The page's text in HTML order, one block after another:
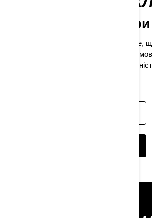
Міцні та готові до гри
Наші квадроцикли мають все необхідне,
які виклики і водночас забезпечити
їзди. Отримайте потужність,